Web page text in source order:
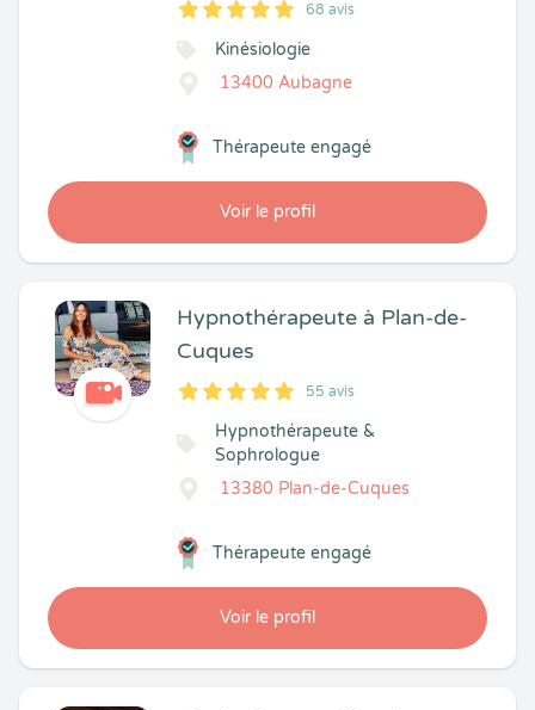
5
1
5
68 68 avis
Kinésiologie
13400 Aubagne
Voir le profil
Thérapeute engagé
Hypnothérapeute à Plan-de-
Cuques
5
1
5
55 55 avis
Hypnothérapeute &
Sophrologue
13380 Plan-de-Cuques
Voir le profil
Thérapeute engagé